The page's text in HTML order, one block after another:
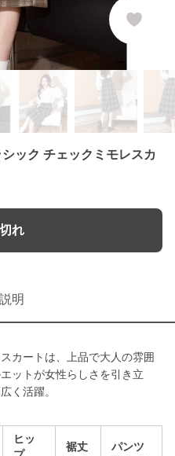
ック チェックミモレスカ
れ
明
カートは、上品で大人の雰囲
ットが女性らしさを引き立
く活躍。
ヒッ
裾丈
パンツ